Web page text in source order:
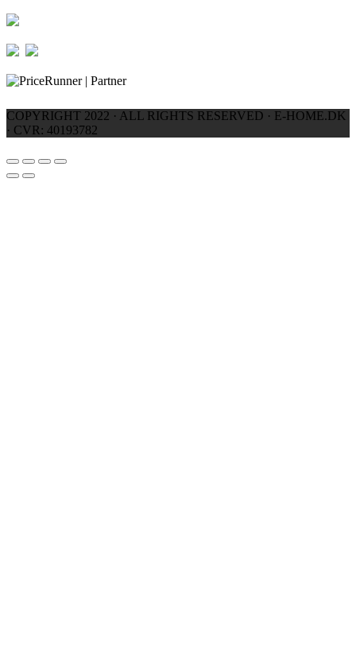
COPYRIGHT 2022 · ALL RIGHTS RESERVED · E-HOME.DK
· CVR: 40193782